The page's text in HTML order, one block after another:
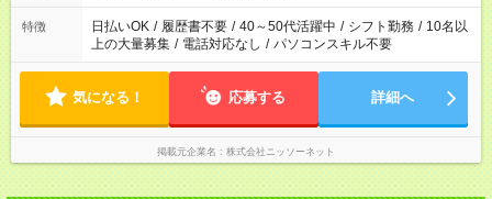
特徴 日払いOK / 履歴書不要 / 40～50代活躍中 / シフト勤務 / 10名以
上の大量募集 / 電話対応なし / パソコンスキル不要
気になる！ 応募する 詳細へ
掲載元企業名 株式会社ニッソーネット